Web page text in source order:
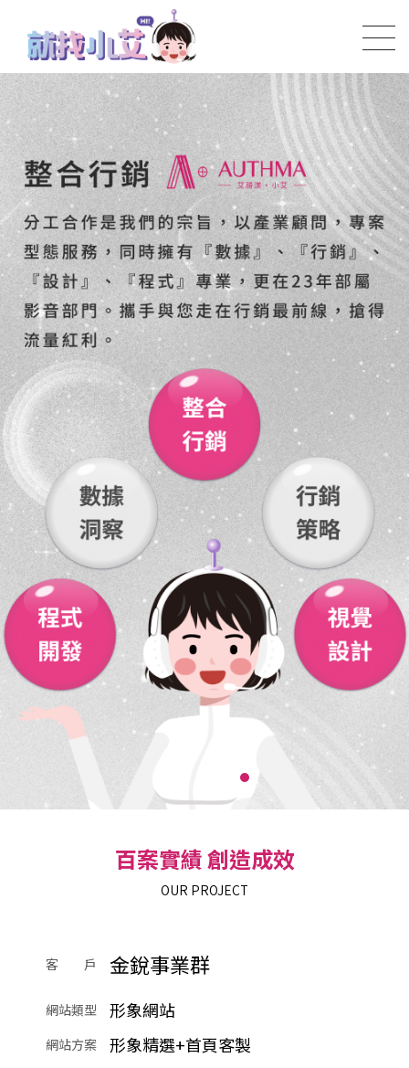
百案實績 創造成效
OUR PROJECT
客 戶 金銳事業群
網站類型 形象網站
網站方案 形象精選+首頁客製